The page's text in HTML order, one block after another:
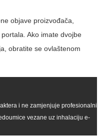
objave proizvođača,
Ako imate dvojbe
obratite se ovlaštenom
i ne zamjenjuje profesionalni
vezane uz inhalaciju e-